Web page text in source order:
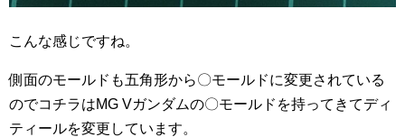
こんな感じですね。
側面のモールドも五角形から〇モールドに変更されている
のでコチラはMG Vガンダムの〇モールドを持ってきてディ
ティールを変更しています。